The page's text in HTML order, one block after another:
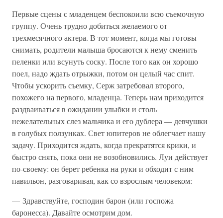
Первые сцены с младенцем беспокоили всю съемочную
группу. Очень трудно добиться желаемого от
трехмесячного актера. В тот момент, когда мы готовы
снимать, родители малыша бросаются к нему сменить
пеленки или всунуть соску. После того как он хорошо
поел, надо ждать отрыжки, потом он целый час спит.
Чтобы ускорить съемку, Серж затребовал второго,
похожего на первого, младенца. Теперь нам приходится
раздваиваться в ожидании улыбки и столь
нежелательных слез мальчика и его дублера — девчушки
в голубых ползунках. Свет юпитеров не облегчает нашу
задачу. Приходится ждать, когда прекратятся крики, и
быстро снять, пока они не возобновились. Луи действует
по-своему: он берет ребенка на руки и обходит с ним
павильон, разговаривая, как со взрослым человеком:
— Здравствуйте, господин барон (или госпожа
баронесса). Давайте осмотрим дом.